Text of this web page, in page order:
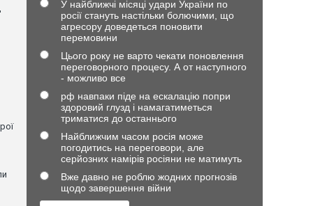
У найближчі місяці удари України по
росії стануть настільки болючими, що
агресору доведеться поновити
перемовини
Цього року не варто чекати поновлення
переговорного процесу. А от наступного
- можливо все
рф навпаки піде на ескалацію попри
здоровий глузд і намагатиметься
триматися до останнього
Найближчим часом росія може
погодитись на переговори, але
серйозних намірів росіяни не матимуть
Вже давно не роблю жодних прогнозів
щодо завершення війни